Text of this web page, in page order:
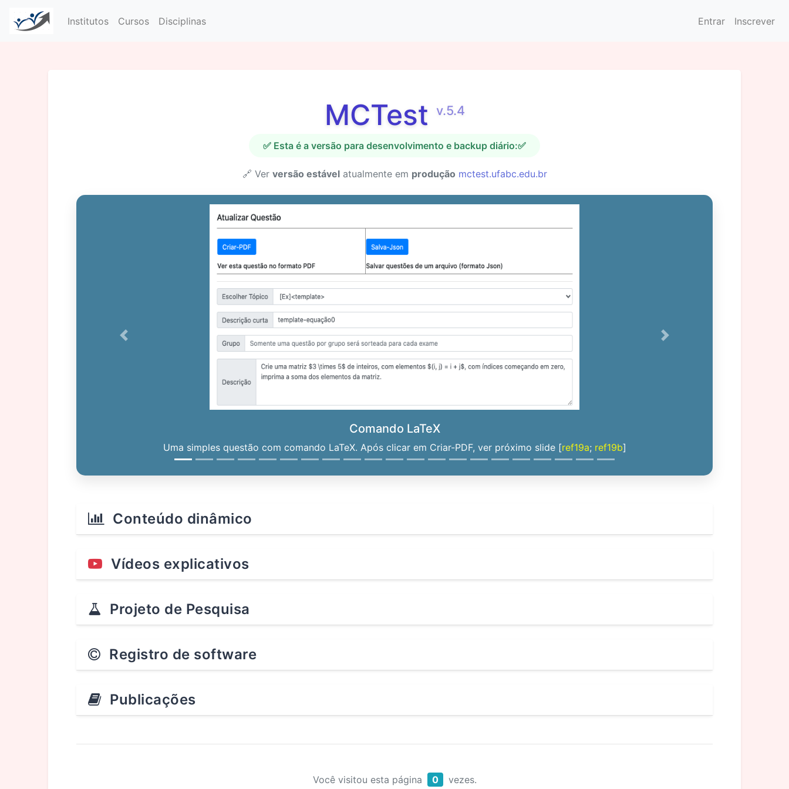
Institutos Cursos Disciplinas Entrar Inscrever
MCTest v.5.4
✅ Esta é a versão para desenvolvimento e backup diário:✅
🔗 Ver versão estávelatualmente em produção mctest.ufabc.edu.br
Comando LaTeX
Uma simples questão com comando LaTeX. Após clicar em Criar-PDF, ver próximo slide [ref19a; ref19b]
Previous Next
Conteúdo dinâmico
Vídeos explicativos
Projeto de Pesquisa
Registro de software
Publicações
Você visitou esta página 0 vezes.